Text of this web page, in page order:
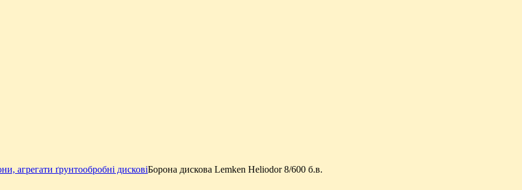
агрегати ґрунтообробні дисковіБорона дискова Lemken Heliodor 8/600 б.в.